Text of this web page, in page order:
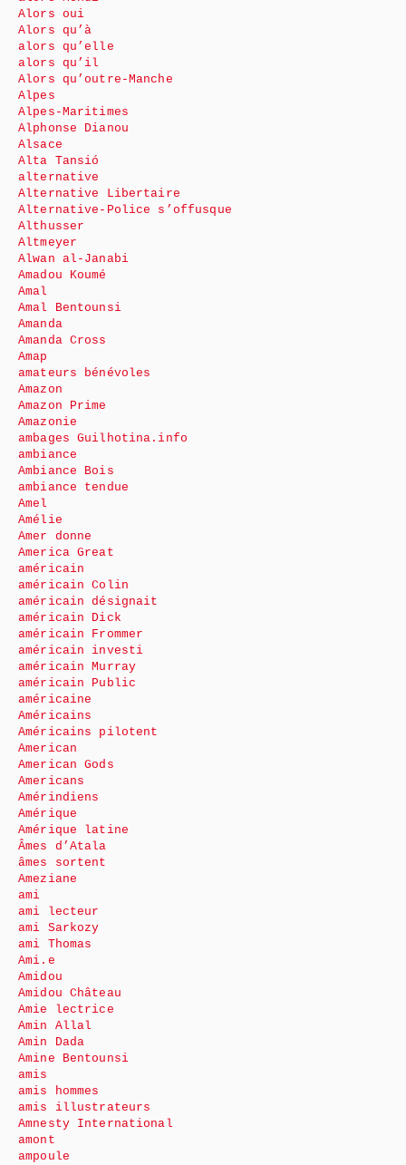
Alors oui
Alors qu’à
alors qu’elle
alors qu’il
Alors qu’outre-Manche
Alpes
Alpes-Maritimes
Alphonse Dianou
Alsace
Alta Tansió
alternative
Alternative Libertaire
Alternative-Police s’offusque
Althusser
Altmeyer
Alwan al-Janabi
Amadou Koumé
Amal
Amal Bentounsi
Amanda
Amanda Cross
Amap
amateurs bénévoles
Amazon
Amazon Prime
Amazonie
ambages Guilhotina.info
ambiance
Ambiance Bois
ambiance tendue
Amel
Amélie
Amer donne
America Great
américain
américain Colin
américain désignait
américain Dick
américain Frommer
américain investi
américain Murray
américain Public
américaine
Américains
Américains pilotent
American
American Gods
Americans
Amérindiens
Amérique
Amérique latine
Âmes d’Atala
âmes sortent
Ameziane
ami
ami lecteur
ami Sarkozy
ami Thomas
Ami.e
Amidou
Amidou Château
Amie lectrice
Amin Allal
Amin Dada
Amine Bentounsi
amis
amis hommes
amis illustrateurs
Amnesty International
amont
ampoule